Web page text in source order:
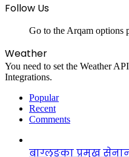
Follow Us
Go to the Arqam options
Weather
You need to set the Weather
Integrations.
Popular
Recent
Comments
बाग्लुङका प्रमुख